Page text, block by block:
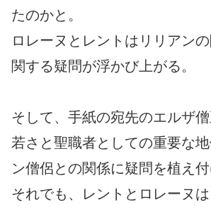
たのかと。
ロレーヌとレントはリリアン
関する疑問が浮かび上がる。
そして、手紙の宛先のエルザ
若さと聖職者としての重要な
ン僧侶との関係に疑問を植え付
それでも、レントとロレーヌは